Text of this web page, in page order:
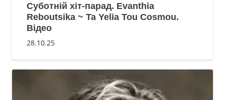
Суботній хіт-парад. Evanthia
Reboutsika ~ Ta Yelia Tou Cosmou.
Відео
28.10.25